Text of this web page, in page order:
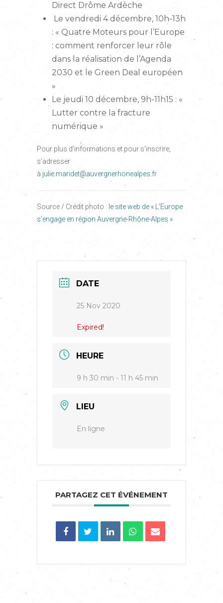
Direct Drôme Ardèche
Le vendredi 4 décembre, 10h-13h
: « Quatre Moteurs pour l’Europe
: comment renforcer leur rôle
dans la réalisation de l’Agenda
2030 et le Green Deal européen
»
Le jeudi 10 décembre, 9h-11h15 : «
Lutter contre la fracture
numérique »
Pour plus d’informations et pour s’inscrire,
s’adresser
à julie.maridet@auvergnerhonealpes.fr
Source / Crédit photo : le site web de « L’Europe
s’engage en région Auvergne-Rhône-Alpes »
DATE
25 Nov 2020
Expired!
HEURE
9 h 30 min - 11 h 45 min
LIEU
En ligne
PARTAGEZ CET ÉVÉNEMENT